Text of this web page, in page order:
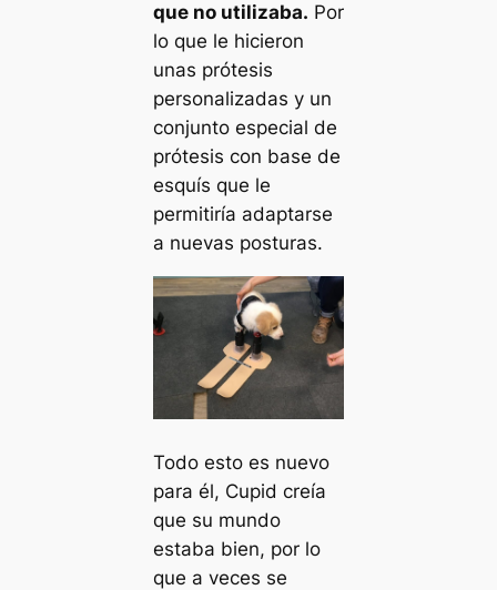
que no utilizaba. Por
lo que le hicieron
unas prótesis
personalizadas y un
conjunto especial de
prótesis con base de
esquís que le
permitiría adaptarse
a nuevas posturas.
Todo esto es nuevo
para él, Cupid creía
que su mundo
estaba bien, por lo
que a veces se